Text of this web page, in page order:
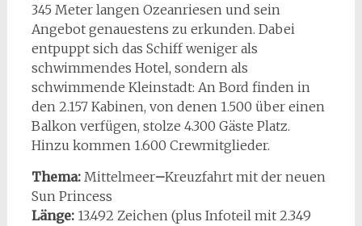
345 Meter langen Ozeanriesen und sein
Angebot genauestens zu erkunden. Dabei
entpuppt sich das Schiff weniger als
schwimmendes Hotel, sondern als
schwimmende Kleinstadt: An Bord finden in
den 2.157 Kabinen, von denen 1.500 über einen
Balkon verfügen, stolze 4.300 Gäste Platz.
Hinzu kommen 1.600 Crewmitglieder.
Thema: Mittelmeer–Kreuzfahrt mit der neuen
Sun Princess
Länge: 13.492 Zeichen (plus Infoteil mit 2.349